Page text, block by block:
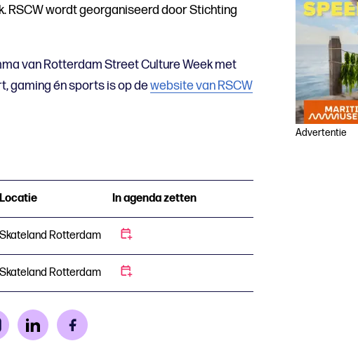
RSCW wordt georganiseerd door Stichting
van Rotterdam Street Culture Week met
gaming én sports is op dewebsite van RSCW
Locatie In agenda zetten
Skateland Rotterdam
Skateland Rotterdam
Advertentie